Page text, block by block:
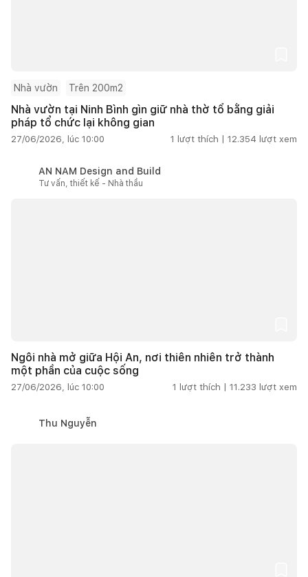
Nhà vườn Trên 200m2
Nhà vườn tại Ninh Bình gìn giữ nhà thờ tổ bằng giải
pháp tổ chức lại không gian
27/06/2026, lúc 10:00 1 lượt thích | 12.354 lượt xem
AN NAM Design and Build
Tư vấn, thiết kế - Nhà thầu
Ngôi nhà mở giữa Hội An, nơi thiên nhiên trở thành
một phần của cuộc sống
27/06/2026, lúc 10:00 1 lượt thích | 11.233 lượt xem
Thu Nguyễn